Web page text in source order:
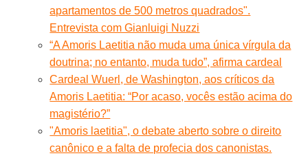
apartamentos de 500 metros quadrados".
Entrevista com Gianluigi Nuzzi
“A Amoris Laetitia não muda uma única vírgula da
doutrina; no entanto, muda tudo”, afirma cardeal
Cardeal Wuerl, de Washington, aos críticos da
Amoris Laetitia: “Por acaso, vocês estão acima do
magistério?”
"Amoris laetitia", o debate aberto sobre o direito
canônico e a falta de profecia dos canonistas.